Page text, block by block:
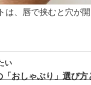
は、唇で挟むと穴が
い
「おしゃぶり」選び